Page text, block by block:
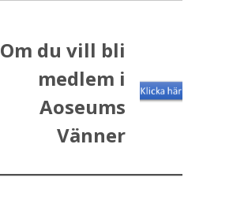
Om du vill bli
medlem i
Aoseums
Vänner